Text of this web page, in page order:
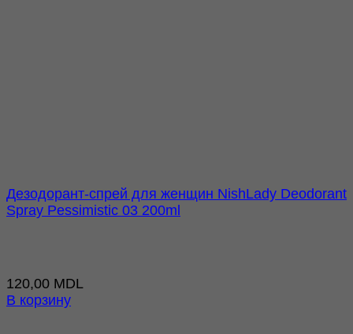
Дезодорант-спрей для женщин NishLady Deodorant
Spray Pessimistic 03 200ml
120,00 MDL
В корзину